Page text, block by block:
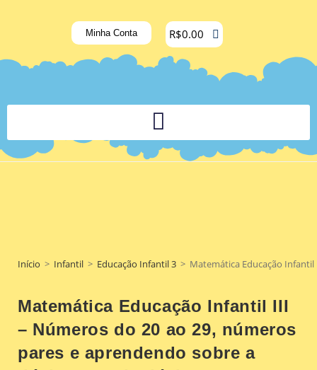
Minha Conta R$0.00
Início > Infantil > Educação Infantil 3 > Matemática Educação
Matemática Educação Infantil III
– Números do 20 ao 29, números
pares e aprendendo sobre a